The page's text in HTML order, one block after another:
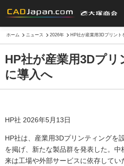
ホーム ニュース 2026年 HP社が産業用3Dプリント
HP社が産業用3Dプリ
に導入へ
HP社 2026年5月13日
HP社は、産業用3Dプリンティングを
を掲げ、新たな製品群を発表した。
来は工場や外部サービスに依存して